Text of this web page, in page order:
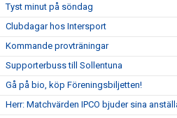
Tyst minut på söndag
Clubdagar hos Intersport
Kommande provträningar
Supporterbuss till Sollentuna
Gå på bio, köp Föreningsbiljetten!
Herr: Matchvärden IPCO bjuder sina